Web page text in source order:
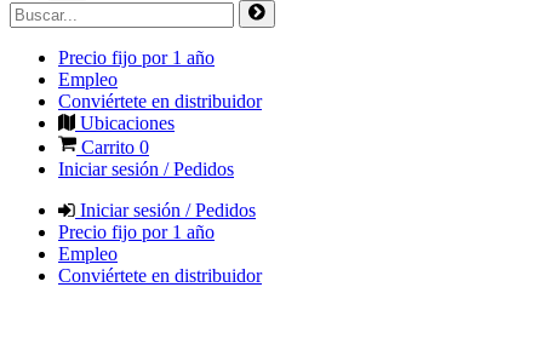
Precio fijo por 1 año
Empleo
Conviértete en distribuidor
Ubicaciones
Carrito 0
Iniciar sesión / Pedidos
Iniciar sesión / Pedidos
Precio fijo por 1 año
Empleo
Conviértete en distribuidor